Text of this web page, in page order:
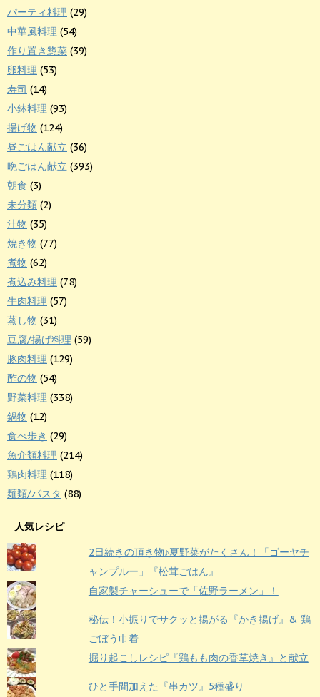
パーティ料理 (29)
中華風料理 (54)
作り置き惣菜 (39)
卵料理 (53)
寿司 (14)
小鉢料理 (93)
揚げ物 (124)
昼ごはん献立 (36)
晩ごはん献立 (393)
朝食 (3)
未分類 (2)
汁物 (35)
焼き物 (77)
煮物 (62)
煮込み料理 (78)
牛肉料理 (57)
蒸し物 (31)
豆腐/揚げ料理 (59)
豚肉料理 (129)
酢の物 (54)
野菜料理 (338)
鍋物 (12)
食べ歩き (29)
魚介類料理 (214)
鶏肉料理 (118)
麺類/パスタ (88)
人気レシピ
2日続きの頂き物♪夏野菜がたくさん！「ゴーヤチ
ャンプルー」『松茸ごはん』
自家製チャーシューで「佐野ラーメン」！
秘伝！小振りでサクッと揚がる『かき揚げ』& 鶏
ごぼう巾着
掘り起こしレシピ『鶏もも肉の香草焼き』と献立
ひと手間加えた『串カツ』5種盛り